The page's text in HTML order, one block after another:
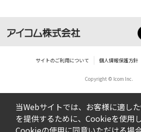
サイトのご利用について 個人情報保護方針
Copyright © Icom Inc.
当Webサイトでは、お客様に適し
を提供するために、Cookieを使用